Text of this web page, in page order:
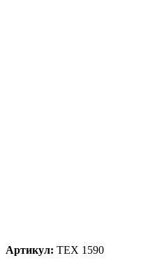
Артикул: ТЕХ 1590